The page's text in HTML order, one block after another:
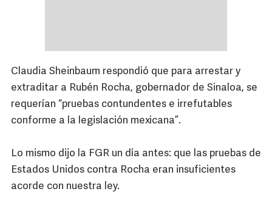
Claudia Sheinbaum respondió que para arrestar y
extraditar a Rubén Rocha, gobernador de Sinaloa, se
requerían “pruebas contundentes e irrefutables
conforme a la legislación mexicana”.
Lo mismo dijo la FGR un día antes: que las pruebas de
Estados Unidos contra Rocha eran insuficientes
acorde con nuestra ley.